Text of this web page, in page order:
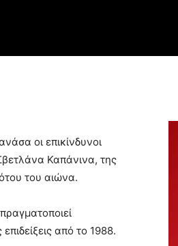
οι επικίνδυνοι
Καπάνινα, της
του αιώνα.
από το 1988.